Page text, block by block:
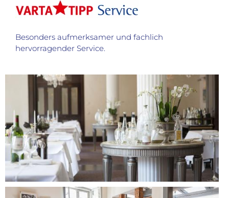
Besonders aufmerksamer und fachlich
hervorragender Service.